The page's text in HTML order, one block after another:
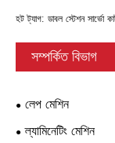
হট ট্যাগ: ডাবল স্টেশন সার্ভো
সম্পর্কিত বিভাগ
লেপ মেশিন
ল্যামিনেটিং মেশিন